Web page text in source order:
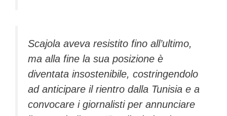
Scajola aveva resistito fino all’ultimo,
ma alla fine la sua posizione è
diventata insostenibile, costringendolo
ad anticipare il rientro dalla Tunisia e a
convocare i giornalisti per annunciare